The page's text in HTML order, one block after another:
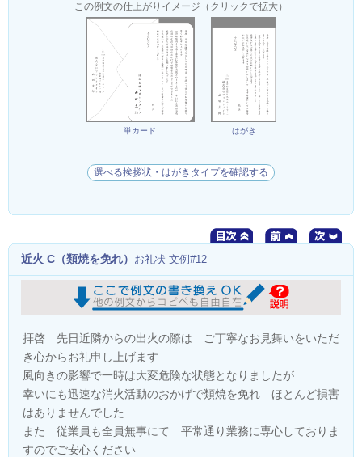
この例文の仕上がりイメージ（クリックで拡大）
単カード はがき
選べる挨拶状・はがきタイプを確認する
近火 C（類焼を免れ） お礼状 文例#12